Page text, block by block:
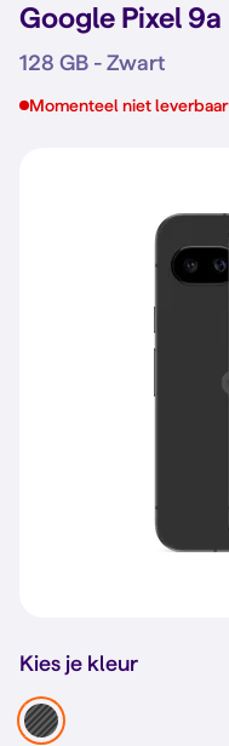
Google Pixel 9a
128 GB - Zwart
Momenteel niet leverbaar
Kies je kleur